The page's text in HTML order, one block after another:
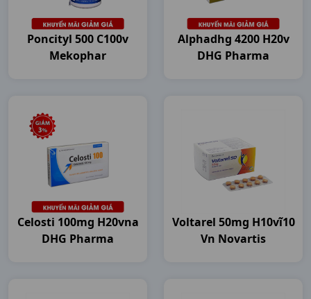
Poncityl 500 C100v
Mekophar
Alphadhg 4200 H20v
DHG Pharma
Celosti 100mg H20vna
DHG Pharma
Voltarel 50mg H10vĩ10
Vn Novartis